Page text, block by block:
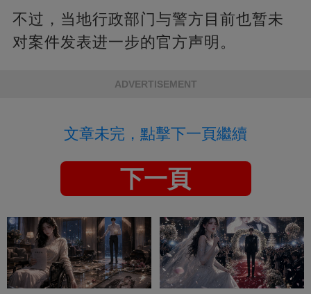
不过，当地行政部门与警方目前也暂未
对案件发表进一步的官方声明。
ADVERTISEMENT
文章未完，點擊下一頁繼續
下一頁